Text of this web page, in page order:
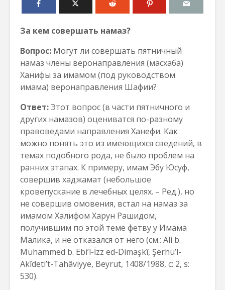
За кем совершать намаз?
Вопрос: Могут ли совершать пятничный
намаз члены веронаправления (масхаба)
Ханифы за имамом (под руководством
имама) веронаправления Шафии?
Ответ:Этот вопрос (в части пятничного и
других намазов) оцениватся по-разному
правоведами направления Ханефи. Как
можно понять это из имеющихся сведений, в
темах подобного рода, не было проблем на
ранних этапах. К примеру, имам Эбу Юсуф,
совершив хаджамат (небольшое
кровепускание в лечебных целях. – Ред.), но
не совершив омовения, встал на намаз за
имамом Халифом Харун Рашидом,
получившим по этой теме фетву у Имама
Малика, и не отказался от него (см.: Ali b.
Muhammed b. Ebi’l-İzz ed-Dimaşkî, Şerhü’l-
Akîdeti’t-Tahâviyye, Beyrut, 1408/1988, c: 2, s:
530).